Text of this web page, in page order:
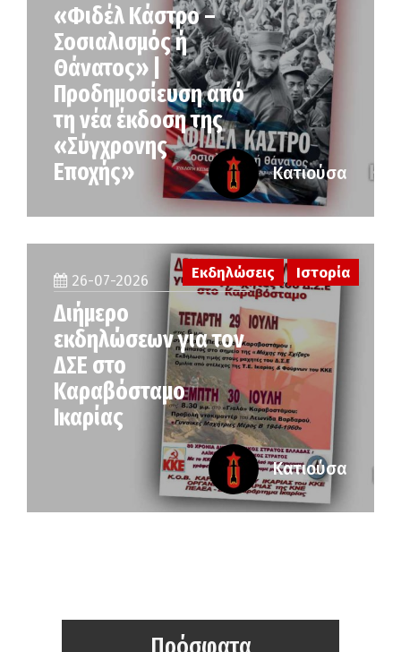
«Φιδέλ Κάστρο –
Σοσιαλισμός ή
Θάνατος» |
Προδημοσίευση από
τη νέα έκδοση της
«Σύγχρονης
Εποχής»
Κατιούσα
26-07-2026
Διήμερο
εκδηλώσεων για τον
ΔΣΕ στο
Καραβόσταμο
Ικαρίας
Εκδηλώσεις Ιστορία
Κατιούσα